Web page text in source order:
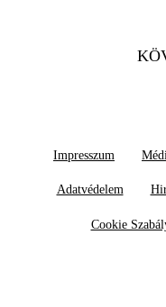
Impresszum
Adatvédelem
Cookie